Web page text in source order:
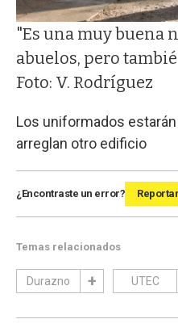
"Es una muy buena
abuelos, pero
Foto: V. Rodríguez
Los uniformados
arreglan otro edificio
¿Encontraste un error? Reportar
Temas relacionados
Durazno UTEC